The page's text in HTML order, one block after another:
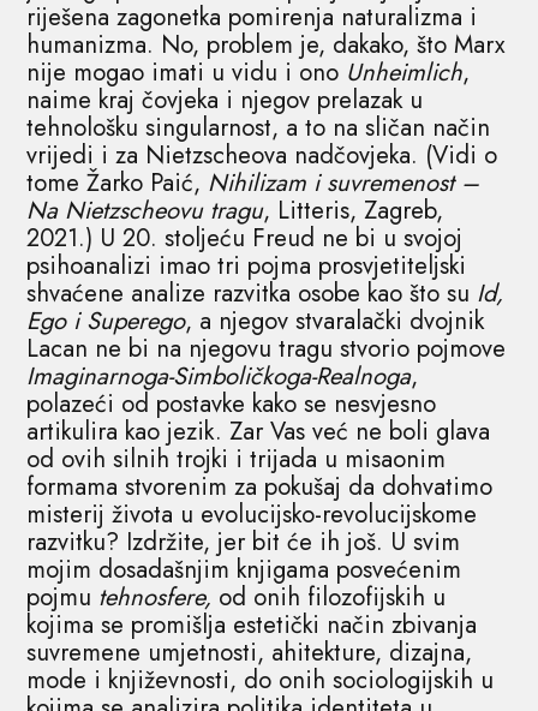
riješena zagonetka pomirenja naturalizma i
humanizma. No, problem je, dakako, što Marx
nije mogao imati u vidu i ono Unheimlich,
naime kraj čovjeka i njegov prelazak u
tehnološku singularnost, a to na sličan način
vrijedi i za Nietzscheova nadčovjeka. (Vidi o
tome Žarko Paić, Nihilizam i suvremenost –
Na Nietzscheovu tragu, Litteris, Zagreb,
2021.) U 20. stoljeću Freud ne bi u svojoj
psihoanalizi imao tri pojma prosvjetiteljski
shvaćene analize razvitka osobe kao što su Id,
Ego i Superego, a njegov stvaralački dvojnik
Lacan ne bi na njegovu tragu stvorio pojmove
Imaginarnoga-Simboličkoga-Realnoga,
polazeći od postavke kako se nesvjesno
artikulira kao jezik. Zar Vas već ne boli glava
od ovih silnih trojki i trijada u misaonim
formama stvorenim za pokušaj da dohvatimo
misterij života u evolucijsko-revolucijskome
razvitku? Izdržite, jer bit će ih još. U svim
mojim dosadašnjim knjigama posvećenim
pojmu tehnosfere, od onih filozofijskih u
kojima se promišlja estetički način zbivanja
suvremene umjetnosti, ahitekture, dizajna,
mode i književnosti, do onih sociologijskih u